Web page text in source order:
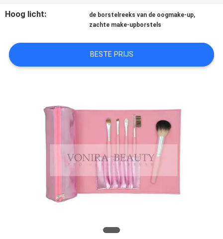
Hoog licht: de borstelreeks van de oogmake-up,
zachte make-upborstels
BESTE PRIJS